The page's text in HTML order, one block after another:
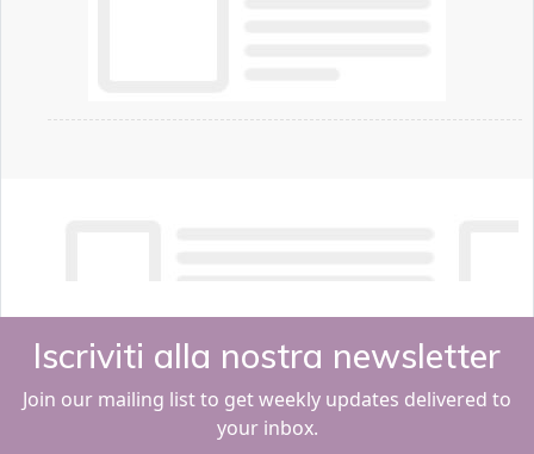
Iscriviti alla nostra newsletter
Join our mailing list to get weekly updates delivered to
your inbox.